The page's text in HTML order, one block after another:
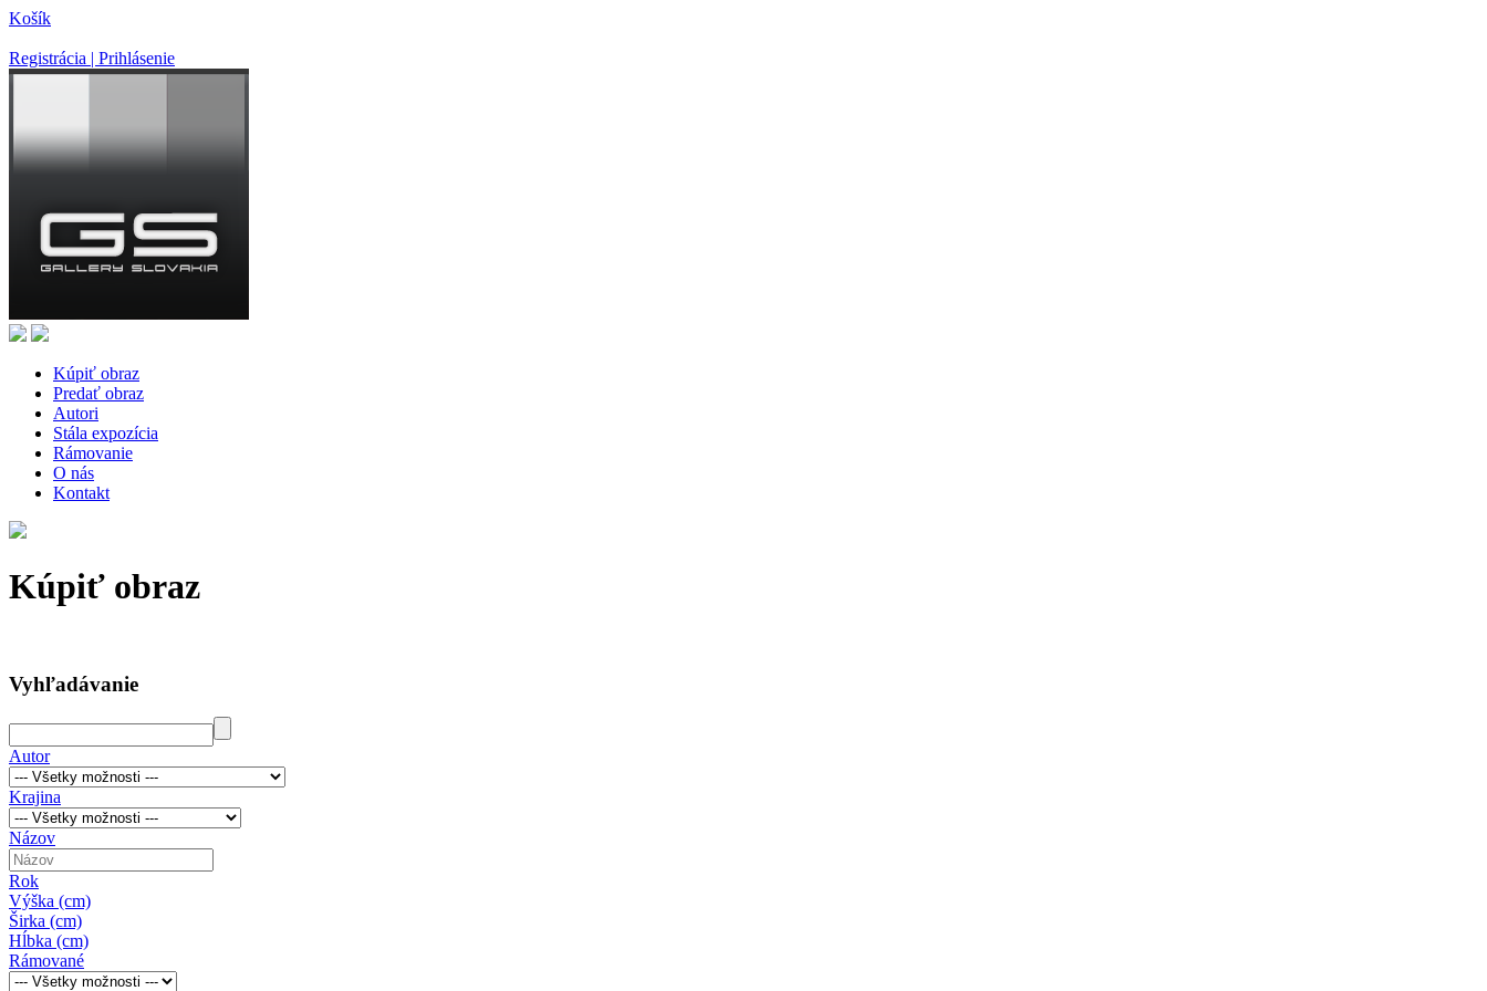
Košík
Registrácia | Prihlásenie
Kúpiť obraz
Predať obraz
Autori
Stála expozícia
Rámovanie
O nás
Kontakt
Kúpiť obraz
Vyhľadávanie
Autor
Krajina
Názov
Rok
Výška (cm)
Širka (cm)
Hĺbka (cm)
Rámované